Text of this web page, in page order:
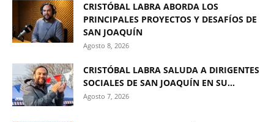
CRISTÓBAL LABRA ABORDA LOS
PRINCIPALES PROYECTOS Y DESAFÍOS DE
SAN JOAQUÍN
Agosto 8, 2026
CRISTÓBAL LABRA SALUDA A DIRIGENTES
SOCIALES DE SAN JOAQUÍN EN SU...
Agosto 7, 2026